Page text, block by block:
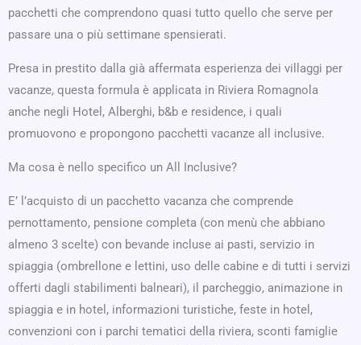
pacchetti che comprendono quasi tutto quello che serve per
passare una o più settimane spensierati.
Presa in prestito dalla già affermata esperienza dei villaggi per
vacanze, questa formula è applicata in Riviera Romagnola
anche negli Hotel, Alberghi, b&b e residence, i quali
promuovono e propongono pacchetti vacanze all inclusive.
Ma cosa è nello specifico un All Inclusive?
E’ l’acquisto di un pacchetto vacanza che comprende
pernottamento, pensione completa (con menù che abbiano
almeno 3 scelte) con bevande incluse ai pasti, servizio in
spiaggia (ombrellone e lettini, uso delle cabine e di tutti i servizi
offerti dagli stabilimenti balneari), il parcheggio, animazione in
spiaggia e in hotel, informazioni turistiche, feste in hotel,
convenzioni con i parchi tematici della riviera, sconti famiglie